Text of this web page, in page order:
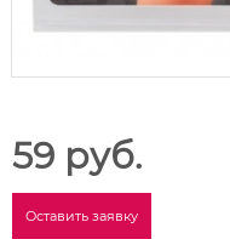
59 руб.
Оставить заявку